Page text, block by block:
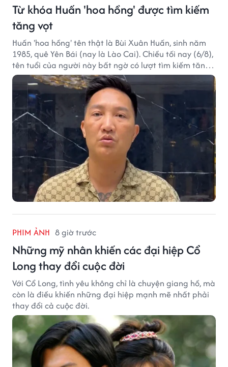
Từ khóa Huấn 'hoa hồng' được tìm kiếm
tăng vọt
Huấn 'hoa hồng' tên thật là Bùi Xuân Huấn, sinh năm
1985, quê Yên Bái (nay là Lào Cai). Chiều tối nay (6/8),
tên tuổi của người này bất ngờ có lượt tìm kiếm tăng
vọt.
PHIM ẢNH 8 giờ trước
Những mỹ nhân khiến các đại hiệp Cổ
Long thay đổi cuộc đời
Với Cổ Long, tình yêu không chỉ là chuyện giang hồ, mà
còn là điều khiến những đại hiệp mạnh mẽ nhất phải
thay đổi cả cuộc đời.